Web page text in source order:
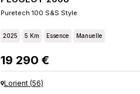
Puretech 100 S&s Style
2025 5 Km Essence Manuelle
19 290 €
Lorient(56)